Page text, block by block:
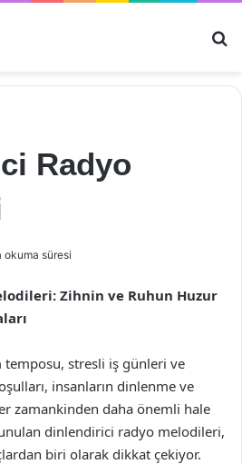
Radyo
okuma süresi
Zihnin ve Ruhun Huzur
temposu, stresli iş günleri ve
insanların dinlenme ve
zamankinden daha önemli hale
dinlendirici radyo melodileri,
biri olarak dikkat çekiyor.